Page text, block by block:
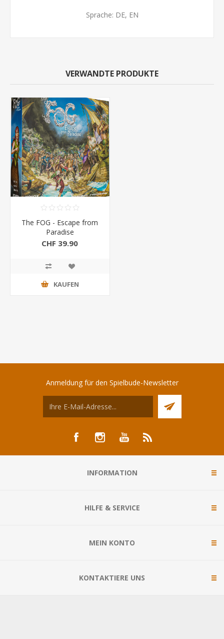
Sprache: DE, EN
VERWANDTE PRODUKTE
The FOG - Escape from
Paradise
CHF 39.90
KAUFEN
Anmeldung für den Spielbude-Newsletter
INFORMATION
HILFE & SERVICE
MEIN KONTO
KONTAKTIERE UNS